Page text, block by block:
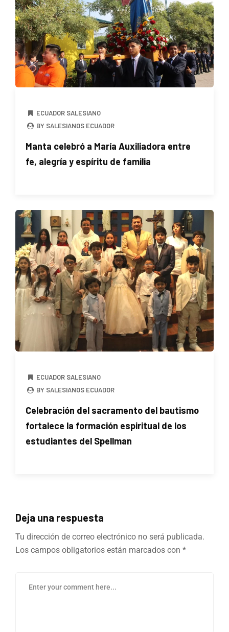
ECUADOR SALESIANO
BY SALESIANOS ECUADOR
Manta celebró a María Auxiliadora entre
fe, alegría y espíritu de familia
ECUADOR SALESIANO
BY SALESIANOS ECUADOR
Celebración del sacramento del bautismo
fortalece la formación espiritual de los
estudiantes del Spellman
Deja una respuesta
Tu dirección de correo electrónico no será publicada.
Los campos obligatorios están marcados con *